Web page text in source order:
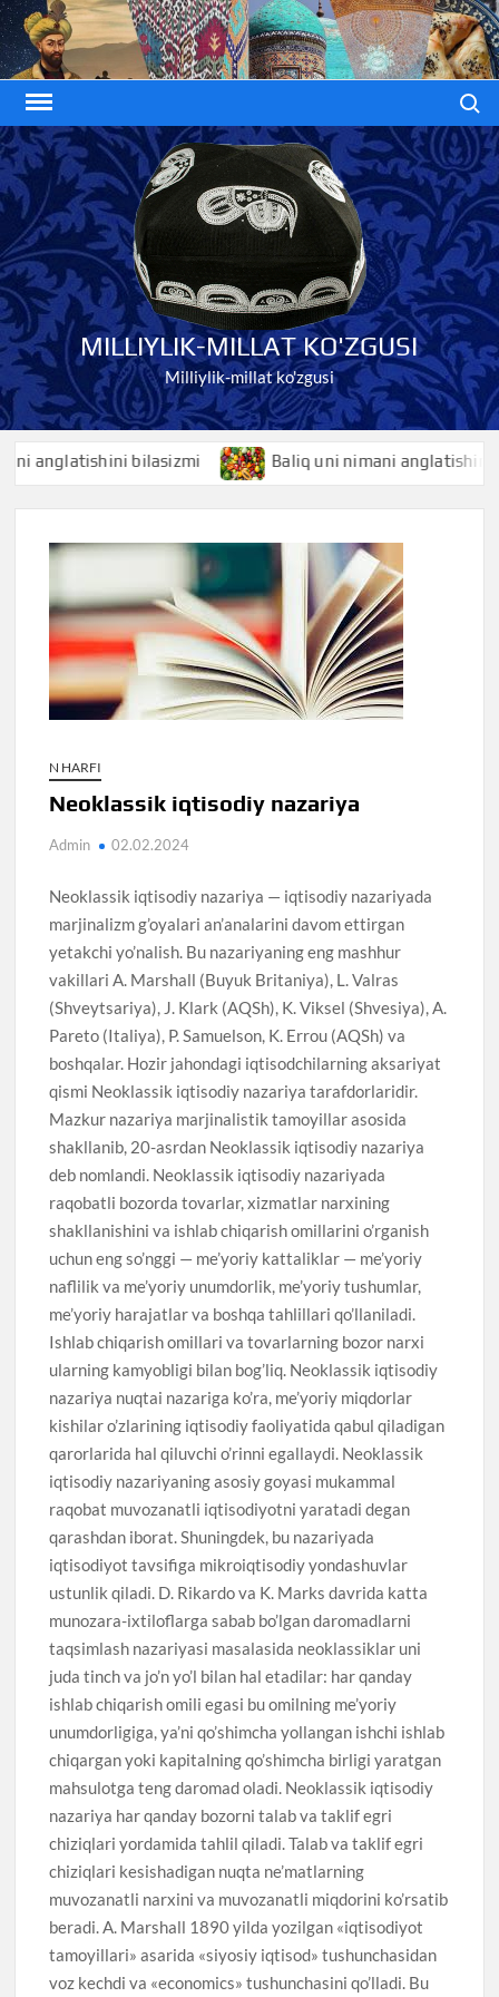
Skip
to
content
MILLIYLIK-MILLAT KO'ZGUSI
Milliylik-millat ko'zgusi
bilasizmi Baliq uni nimani anglatishini
N HARFI
Neoklassik iqtisodiy nazariya
Admin 02.02.2024
Neoklassik iqtisodiy nazariya — iqtisodiy nazariyada
marjinalizm g’oyalari an’analarini davom ettirgan
yetakchi yo’nalish. Bu nazariyaning eng mashhur
vakillari A. Marshall (Buyuk Britaniya), L. Valras
(Shveytsariya), J. Klark (AQSh), K. Viksel (Shvesiya), A.
Pareto (Italiya), P. Samuelson, K. Errou (AQSh) va
boshqalar. Hozir jahondagi iqtisodchilarning aksariyat
qismi Neoklassik iqtisodiy nazariya tarafdorlaridir.
Mazkur nazariya marjinalistik tamoyillar asosida
shakllanib, 20-asrdan Neoklassik iqtisodiy nazariya
deb nomlandi. Neoklassik iqtisodiy nazariyada
raqobatli bozorda tovarlar, xizmatlar narxining
shakllanishini va ishlab chiqarish omillarini o’rganish
uchun eng so’nggi — me’yoriy kattaliklar — me’yoriy
naflilik va me’yoriy unumdorlik, me’yoriy tushumlar,
me’yoriy harajatlar va boshqa tahlillari qo’llaniladi.
Ishlab chiqarish omillari va tovarlarning bozor narxi
ularning kamyobligi bilan bog’liq. Neoklassik iqtisodiy
nazariya nuqtai nazariga ko’ra, me’yoriy miqdorlar
kishilar o’zlarining iqtisodiy faoliyatida qabul qiladigan
qarorlarida hal qiluvchi o’rinni egallaydi. Neoklassik
iqtisodiy nazariyaning asosiy goyasi mukammal
raqobat muvozanatli iqtisodiyotni yaratadi degan
qarashdan iborat. Shuningdek, bu nazariyada
iqtisodiyot tavsifiga mikroiqtisodiy yondashuvlar
ustunlik qiladi. D. Rikardo va K. Marks davrida katta
munozara-ixtiloflarga sabab bo’lgan daromadlarni
taqsimlash nazariyasi masalasida neoklassiklar uni
juda tinch va jo’n yo’l bilan hal etadilar: har qanday
ishlab chiqarish omili egasi bu omilning me’yoriy
unumdorligiga, ya’ni qo’shimcha yollangan ishchi ishlab
chiqargan yoki kapitalning qo’shimcha birligi yaratgan
mahsulotga teng daromad oladi. Neoklassik iqtisodiy
nazariya har qanday bozorni talab va taklif egri
chiziqlari yordamida tahlil qiladi. Talab va taklif egri
chiziqlari kesishadigan nuqta ne’matlarning
muvozanatli narxini va muvozanatli miqdorini ko’rsatib
beradi. A. Marshall 1890 yilda yozilgan «iqtisodiyot
tamoyillari» asarida «siyosiy iqtisod» tushunchasidan
voz kechdi va «economics» tushunchasini qo’lladi. Bu